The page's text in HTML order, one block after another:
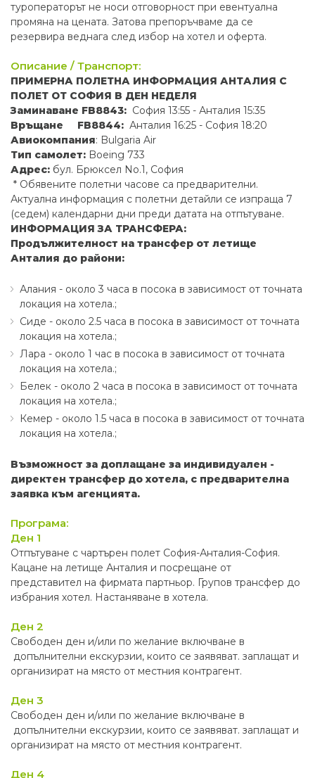
туроператорът не носи отговорност при евентуална
промяна на цената. Затова препоръчваме да се
резервира веднага след избор на хотел и оферта.
Описание / Транспорт:
ПРИМЕРНА ПОЛЕТНА ИНФОРМАЦИЯ АНТАЛИЯ С
ПОЛЕТ ОТ СОФИЯ В ДЕН НЕДЕЛЯ
Заминаване FB8843: София 13:55 - Анталия 15:35
Връщане FB8844: Анталия 16:25 - София 18:20
Авиокомпания: Bulgaria Air
Тип самолет: Boeing 733
Адрес: бул. Брюксел No.1, София
* Обявените полетни часове са предварителни.
Актуална информация с полетни детайли се изпраща 7
(седем) календарни дни преди датата на отпътуване.
ИНФОРМАЦИЯ ЗА ТРАНСФЕРА:
Продължителност на трансфер от летище
Анталия до райони:
Алания - около 3 часа в посока в зависимост от точната
локация на хотела.;
Сиде - около 2.5 часа в посока в зависимост от точната
локация на хотела.;
Лара - около 1 час в посока в зависимост от точната
локация на хотела.;
Белек - около 2 часа в посока в зависимост от точната
локация на хотела.;
Кемер - около 1.5 часа в посока в зависимост от точната
локация на хотела.;
Възможност за доплащане за индивидуален -
директен трансфер до хотела, с предварителна
заявка към агенцията.
Програма:
Ден 1
Отпътуване с чартърен полет София-Анталия-София.
Кацане на летище Анталия и посрещане от
представител на фирмата партньор. Групов трансфер до
избрания хотел. Настаняване в хотела.
Ден 2
Свободен ден и/или по желание включване в
допълнителни екскурзии, които се заявяват. заплащат и
организират на място от местния контрагент.
Ден 3
Свободен ден и/или по желание включване в
допълнителни екскурзии, които се заявяват. заплащат и
организират на място от местния контрагент.
Ден 4